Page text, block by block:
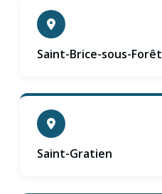
Saint-Brice-sous-Forêt
Saint-Gratien